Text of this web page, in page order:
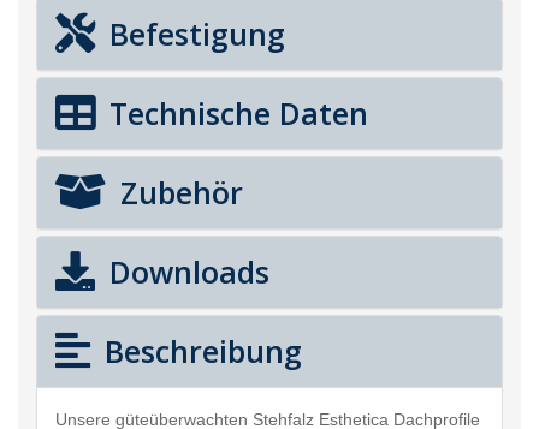
Befestigung
Technische Daten
Zubehör
Downloads
Beschreibung
Unsere güteüberwachten Stehfalz Esthetica Dachprofile